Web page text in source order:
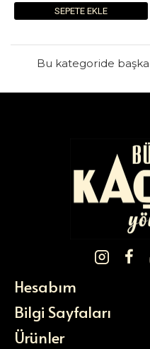
SEPETE EKLE
Bu kategoride
Hesabım
Bilgi Sayfaları
Ürünler